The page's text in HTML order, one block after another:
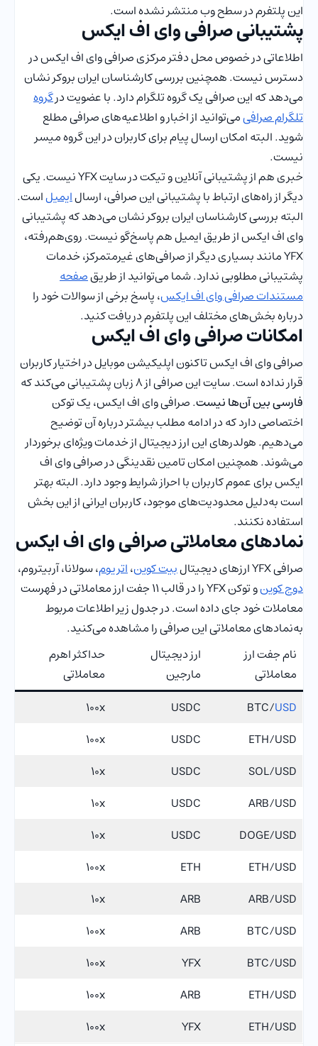
این پلتفرم در سطح وب منتشر نشده است.
پشتیبانی صرافی وای اف ایکس
اطلاعاتی در خصوص محل دفتر مرکزی صرافی وای اف ایکس در
دسترس نیست. همچنین بررسی کارشناسان ایران بروکر نشان
می‌دهد که این صرافی یک گروه تلگرام دارد. با عضویت درگروه
تلگرام صرافیمی‌توانید از اخبار و اطلاعیه‌های صرافی مطلع
شوید. البته امکان ارسال پیام برای کاربران در این گروه میسر
نیست.
خبری هم از پشتیبانی آنلاین و تیکت در سایت YFX نیست. یکی
دیگر از راه‌های ارتباط با پشتیبانی این صرافی، ارسالایمیلاست.
البته بررسی کارشناسان ایران بروکر نشان می‌دهد که پشتیبانی
وای اف ایکس از طریق ایمیل هم پاسخ‌گو نیست. روی‌هم‌رفته،
YFX مانند بسیاری دیگر از صرافی‌های غیرمتمرکز، خدمات
پشتیبانی مطلوبی ندارد. شما می‌توانید از طریقصفحه
مستندات صرافی وای اف ایکس، پاسخ برخی از سوالات خود را
درباره بخش‌های مختلف این پلتفرم دریافت کنید.
امکانات صرافی وای اف ایکس
صرافی وای اف ایکس تاکنون اپلیکیشن موبایل در اختیار کاربران
قرار نداده است. سایت این صرافی از 8 زبان پشتیبانی می‌کند که
فارسی بین آن‌ها نیست. صرافی وای اف ایکس، یک توکن
اختصاصی دارد که در ادامه مطلب بیشتر درباره آن توضیح
می‌دهیم. هولدرهای این ارز دیجیتال از خدمات ویژه‌ای برخوردار
می‌شوند. همچنین امکان تامین نقدینگی در صرافی وای اف
ایکس برای عموم کاربران با احراز شرایط وجود دارد. البته بهتر
است به‌دلیل محدودیت‌های موجود، کاربران ایرانی از این بخش
استفاده نکنند.
نمادهای معاملاتی صرافی وای اف ایکس
صرافی YFX ارزهای دیجیتال بیت کوین،اتریوم، سولانا، آربیتروم،
دوج کوین
و توکن YFX را در قالب 11 جفت ارز معاملاتی در فهرست
معاملات خود جای داده است. در جدول زیر اطلاعات مربوط
به‌نمادهای معاملاتی این صرافی را مشاهده می‌کنید.
نام جفت ارز
معاملاتی
ارز دیجیتال
مارجین
حداکثر اهرم
معاملاتی
BTC/USD
USDC
100x
ETH/USD
USDC
100x
SOL/USD
USDC
10x
ARB/USD
USDC
10x
DOGE/USD
USDC
10x
ETH/USD
ETH
100x
ARB/USD
ARB
10x
BTC/USD
ARB
100x
BTC/USD
YFX
100x
ETH/USD
ARB
100x
ETH/USD
YFX
100x